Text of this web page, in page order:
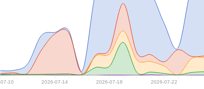
10 2026-07-14 2026-07-18 2026-07-22